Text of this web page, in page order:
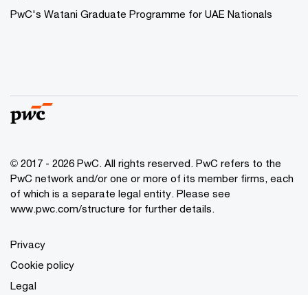
PwC's Watani Graduate Programme for UAE Nationals
© 2017 - 2026 PwC. All rights reserved. PwC refers to the
PwC network and/or one or more of its member firms, each
of which is a separate legal entity. Please see
www.pwc.com/structure for further details.
Privacy
Cookie policy
Legal